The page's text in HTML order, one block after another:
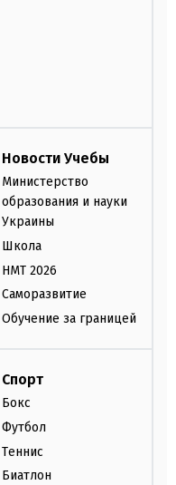
Новости Учебы
Министерство
образования и науки
Украины
Школа
НМТ 2026
Саморазвитие
Обучение за границей
Спорт
Бокс
Футбол
Теннис
Биатлон